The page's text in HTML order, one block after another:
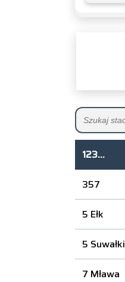
123...
357
5 Ełk
5 Suwałki
7 Mława